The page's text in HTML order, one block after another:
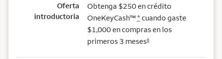
Oferta
introductoria
Obtenga $250 en crédito
OneKeyCash™* cuando gaste
$1,000 en compras en los
primeros 3 meses8